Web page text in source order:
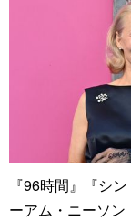
『96時間』『シ
ーアム・ニーソン